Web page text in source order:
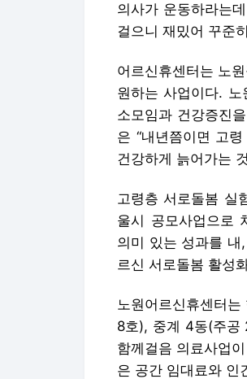
의사가 운동하라는
걸으니 재밌어 꾸준
어르신휴센터는 노
원하는 사업이다. 노
소모임과 건강증진
은 “내년쯤이면 고
건강하게 늙어가는
고령층 서로돌봄 실
울시 공모사업으로
의미 있는 성과를 내
르신 서로돌봄 활성
노원어르신휴센터
8호), 중계 4동(주공
함께걸음 의료사업
은 공간 임대료와